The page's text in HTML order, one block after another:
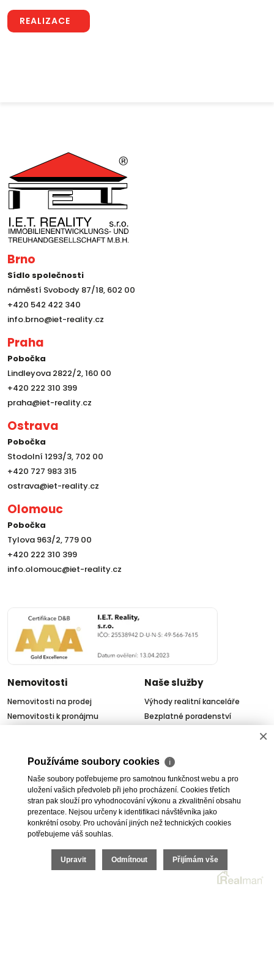
REALIZACE
Brno
Sídlo společnosti
náměstí Svobody 87/18, 602 00
+420 542 422 340
info.brno@iet-reality.cz
Praha
Pobočka
Lindleyova 2822/2, 160 00
+420 222 310 399
praha@iet-reality.cz
Ostrava
Pobočka
Stodolní 1293/3, 702 00
+420 727 983 315
ostrava@iet-reality.cz
Olomouc
Pobočka
Tylova 963/2, 779 00
+420 222 310 399
info.olomouc@iet-reality.cz
Nemovitosti
Nemovitosti na prodej
Nemovitosti k pronájmu
Skladové prostory
Kanceláře
Obchody
Naše služby
Výhody realitní kanceláře
Bezplatné poradenství
Geodetické práce
Úschovy kupních cen
Právní servis
Služby developerům
Pojištění
×
Používáme soubory cookies ℹ
Naše soubory potřebujeme pro samotnou funkčnost webu a pro
uložení vašich předvoleb při jeho procházení. Cookies třetích
stran pak slouží pro vyhodnocování výkonu a zkvalitnění obsahu
prezentace. Nejsou určeny k identifikaci návštěvníka jako
konkrétní osoby. Pro uchování jiných než technických cookies
potřebujeme váš souhlas.
Upravit Odmítnout Přijímám vše